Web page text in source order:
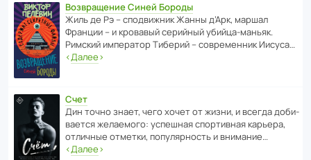
Возвращение Синей Бороды
Жиль де Рэ – спод­ви­жник Жанны д’Арк, маршал
Франции – и кровавый серийный убийца-маньяк.
Римский импе­ратор Тиберий – совре­менник Иисуса…
‹Далее›
Счет
Дин точно знает, чего хочет от жизни, и всегда доби­
ва­ется жела­е­мого: успе­шная спор­ти­вная карьера,
отли­чные отметки, попу­ля­р­ность и внимание…
‹Далее›